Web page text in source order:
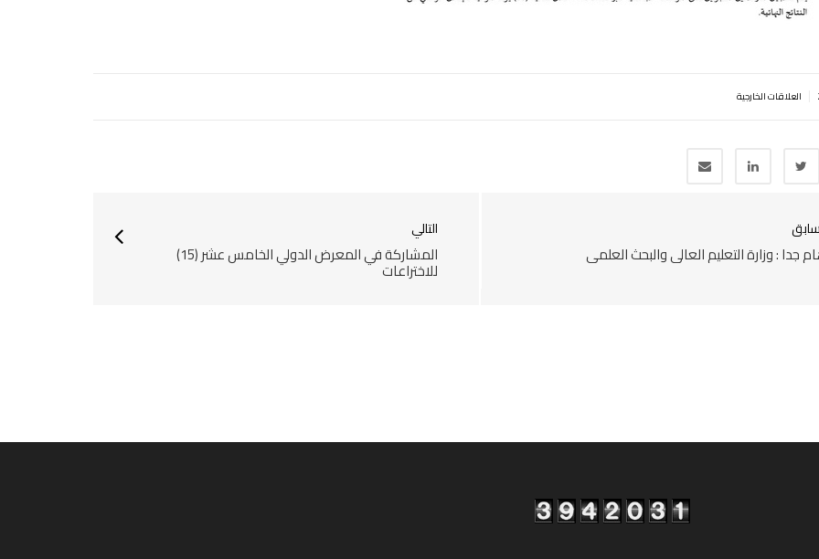
العلاقات الخارجية
التالي
المشاركة في المعرض الدولي الخامس عشر (15)
للاختراعات
جدا : وزارة التعليم العالي والبحث العلمي